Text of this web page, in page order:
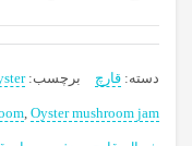
دسته: قارچ برچسب:
, Oyster mushroom jam